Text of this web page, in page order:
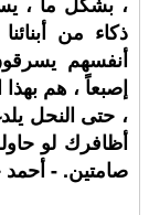
ذكاء من
أنفسهم
إصبعاً ، هم
، حتى النحل
أظافرك لو
صامتين. - أحمد